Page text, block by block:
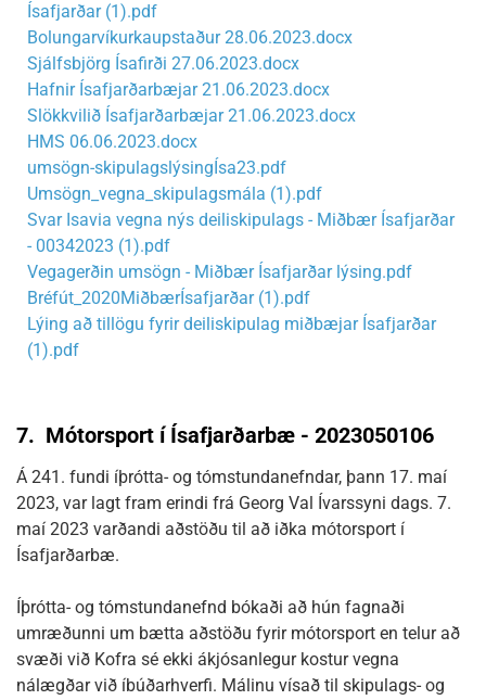
Ísafjarðar (1).pdf
Bolungarvíkurkaupstaður 28.06.2023.docx
Sjálfsbjörg Ísafirði 27.06.2023.docx
Hafnir Ísafjarðarbæjar 21.06.2023.docx
Slökkvilið Ísafjarðarbæjar 21.06.2023.docx
HMS 06.06.2023.docx
umsögn-skipulagslýsingÍsa23.pdf
Umsögn_vegna_skipulagsmála (1).pdf
Svar Isavia vegna nýs deiliskipulags - Miðbær Ísafjarðar
- 00342023 (1).pdf
Vegagerðin umsögn - Miðbær Ísafjarðar lýsing.pdf
Bréfút_2020MiðbærÍsafjarðar (1).pdf
Lýing að tillögu fyrir deiliskipulag miðbæjar Ísafjarðar
(1).pdf
7. Mótorsport í Ísafjarðarbæ - 2023050106
Á 241. fundi íþrótta- og tómstundanefndar, þann 17. maí
2023, var lagt fram erindi frá Georg Val Ívarssyni dags. 7.
maí 2023 varðandi aðstöðu til að iðka mótorsport í
Ísafjarðarbæ.
Íþrótta- og tómstundanefnd bókaði að hún fagnaði
umræðunni um bætta aðstöðu fyrir mótorsport en telur að
svæði við Kofra sé ekki ákjósanlegur kostur vegna
nálægðar við íbúðarhverfi. Málinu vísað til skipulags- og